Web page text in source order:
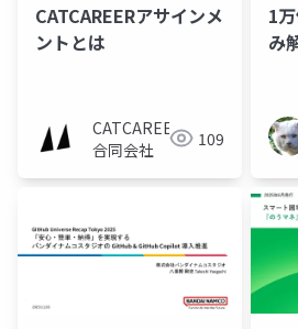
CATCAREERアサインメ
ントとは
CATCAREER
合同会社
109
1
み